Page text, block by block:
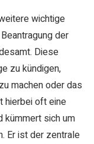
wichtige
der
Diese
zu kündigen,
machen oder das
hierbei oft eine
kümmert sich um
Er ist der zentrale